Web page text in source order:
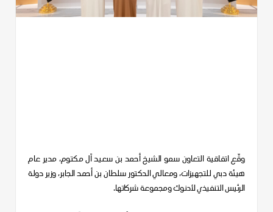
وقّع اتفاقيةالتعاونسمو الشيخ أحمد بن سعيد آل مكتوم، مدير عام
هيئة دبي للتجهيزات، ومعالي الدكتور سلطان بن أحمد الجابر، وزير دولة
الرئيس التنفيذي لأدنوك ومجموعة شركاتها.